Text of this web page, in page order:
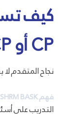
CP أو SHRM-SCP؟
نجاح المتقدم
فهم SHRM BASK.
التدريب على